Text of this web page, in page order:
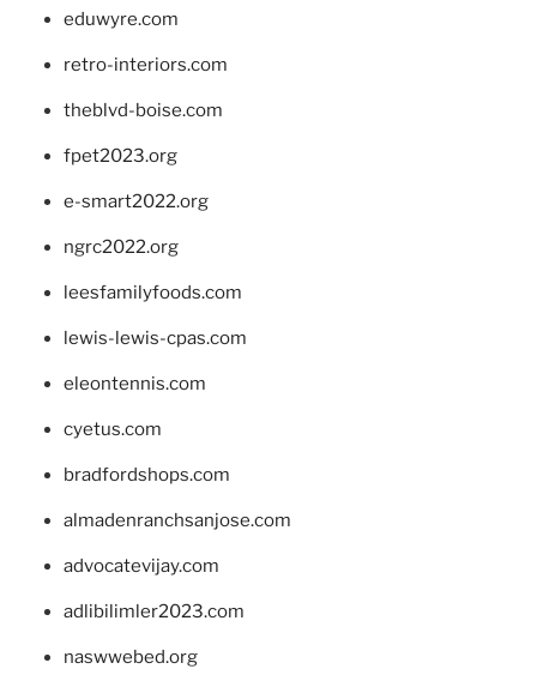
eduwyre.com
retro-interiors.com
theblvd-boise.com
fpet2023.org
e-smart2022.org
ngrc2022.org
leesfamilyfoods.com
lewis-lewis-cpas.com
eleontennis.com
cyetus.com
bradfordshops.com
almadenranchsanjose.com
advocatevijay.com
adlibilimler2023.com
naswwebed.org